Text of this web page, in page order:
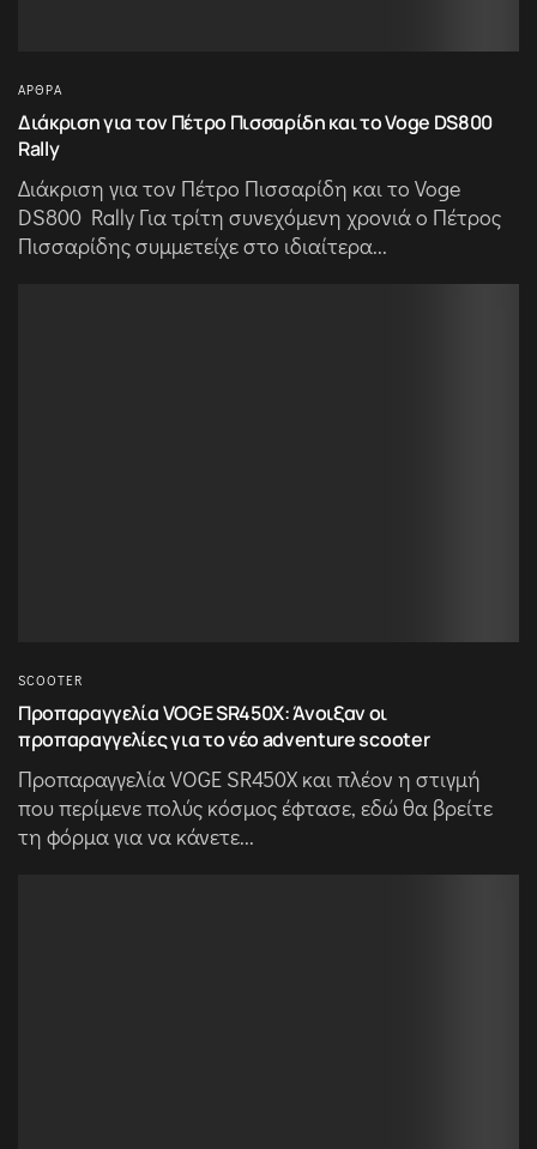
ΆΡΘΡΑ
Διάκριση για τον Πέτρο Πισσαρίδη και το Voge DS800
Rally
Διάκριση για τον Πέτρο Πισσαρίδη και το Voge
DS800 Rally Για τρίτη συνεχόμενη χρονιά ο Πέτρος
Πισσαρίδης συμμετείχε στο ιδιαίτερα...
SCOOTER
Προπαραγγελία VOGE SR450X: Άνοιξαν οι
προπαραγγελίες για το νέο adventure scooter
Προπαραγγελία VOGE SR450X και πλέον η στιγμή
που περίμενε πολύς κόσμος έφτασε, εδώ θα βρείτε
τη φόρμα για να κάνετε...